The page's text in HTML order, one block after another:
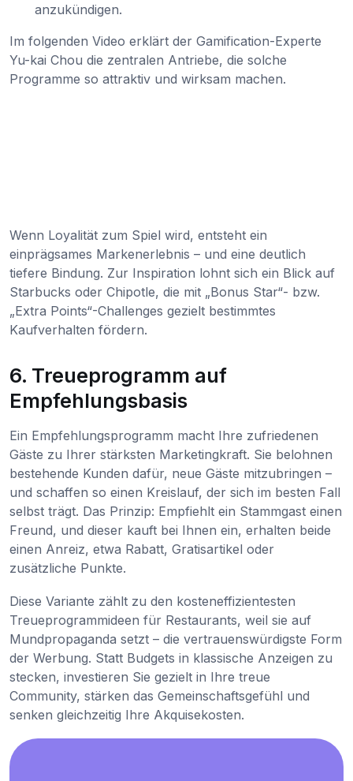
anzukündigen.
Im folgenden Video erklärt der Gamification-Experte
Yu-kai Chou die zentralen Antriebe, die solche
Programme so attraktiv und wirksam machen.
Wenn Loyalität zum Spiel wird, entsteht ein
einprägsames Markenerlebnis – und eine deutlich
tiefere Bindung. Zur Inspiration lohnt sich ein Blick auf
Starbucks oder Chipotle, die mit „Bonus Star“- bzw.
„Extra Points“-Challenges gezielt bestimmtes
Kaufverhalten fördern.
6. Treueprogramm auf
Empfehlungsbasis
Ein Empfehlungsprogramm macht Ihre zufriedenen
Gäste zu Ihrer stärksten Marketingkraft. Sie belohnen
bestehende Kunden dafür, neue Gäste mitzubringen –
und schaffen so einen Kreislauf, der sich im besten Fall
selbst trägt. Das Prinzip: Empfiehlt ein Stammgast einen
Freund, und dieser kauft bei Ihnen ein, erhalten beide
einen Anreiz, etwa Rabatt, Gratisartikel oder
zusätzliche Punkte.
Diese Variante zählt zu den kosteneffizientesten
Treueprogrammideen für Restaurants, weil sie auf
Mundpropaganda setzt – die vertrauenswürdigste Form
der Werbung. Statt Budgets in klassische Anzeigen zu
stecken, investieren Sie gezielt in Ihre treue
Community, stärken das Gemeinschaftsgefühl und
senken gleichzeitig Ihre Akquisekosten.